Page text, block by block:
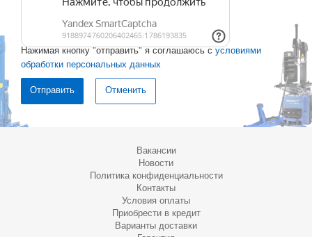
Нажимая кнопку "отправить" я соглашаюсь с условиями
обработки персональных данных
Отменить
Вакансии
Новости
Политика конфиденциальности
Контакты
Условия оплаты
Приобрести в кредит
Варианты доставки